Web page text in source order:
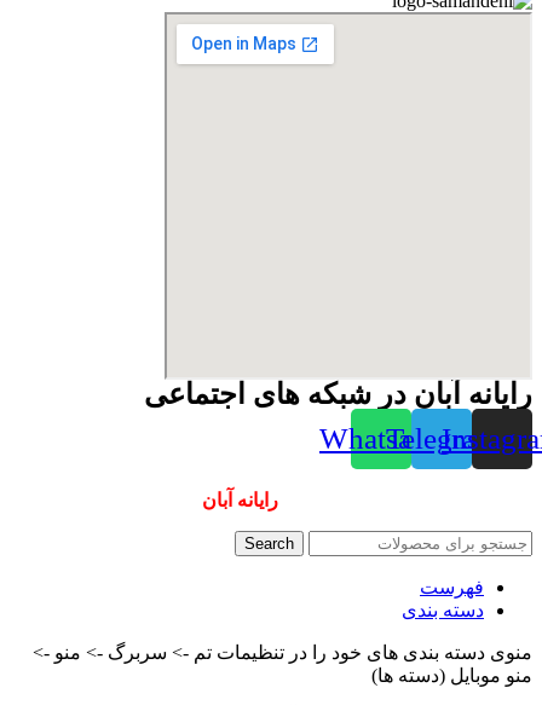
رایانه آبان در شبکه های اجتماعی
Telegram
Whatsapp
رایانه آبان
Search
فهرست
دسته بندی
منوی دسته بندی های خود را در تنظیمات تم -> سربرگ -> منو ->
منو موبایل (دسته ها)